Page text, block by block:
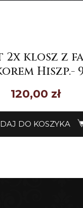
2x klosz z
Hiszp.-
120,00 zł
DO KOSZYKA